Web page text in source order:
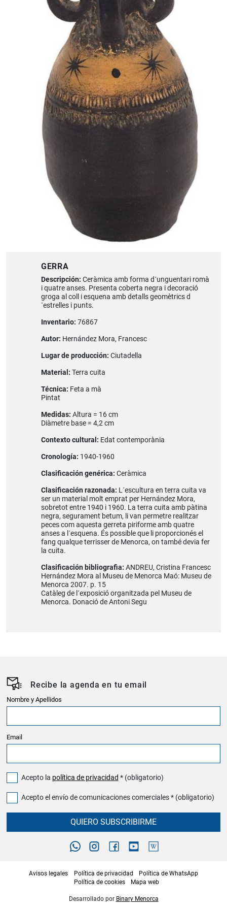
GERRA
Descripción: Ceràmica amb forma d´unguentari romà
i quatre anses. Presenta coberta negra i decoració
groga al coll i esquena amb detalls geomètrics d
´estrelles i punts.
Inventario: 76867
Autor: Hernández Mora, Francesc
Lugar de producción: Ciutadella
Material: Terra cuita
Técnica: Feta a mà
Pintat
Medidas: Altura = 16 cm
Diàmetre base = 4,2 cm
Contexto cultural: Edat contemporània
Cronología: 1940-1960
Clasificación genérica: Ceràmica
Clasificación razonada: L´escultura en terra cuita va
ser un material molt emprat per Hernández Mora,
sobretot entre 1940 i 1960. La terra cuita amb pàtina
negra, segurament betum, li van permetre realitzar
peces com aquesta gerreta piriforme amb quatre
anses a l´esquena. És possible que li proporcionés el
fang qualque terrisser de Menorca, on també devia fer
la cuita.
Clasificación bibliografia: ANDREU, Cristina Francesc
Hernández Mora al Museu de Menorca Maó: Museu de
Menorca 2007. p. 15
Catàleg de l´exposició organitzada pel Museu de
Menorca. Donació de Antoni Segu
Recibe la agenda en tu email
Nombre y Apellidos
Email
Acepto la política de privacidad * (obligatorio)
Acepto el envío de comunicaciones comerciales * (obligatorio)
QUIERO SUBSCRIBIRME
Avisos legales Política de privacidad
Política de WhatsApp
Política de cookies
Mapa web
Desarrollado por Binary Menorca